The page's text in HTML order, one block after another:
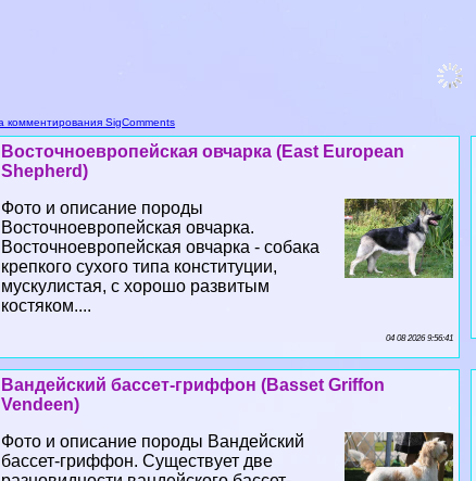
Фото и описание породы
Восточноевропейская овчарка.
Восточноевропейская овчарка - собака
крепкого сухого типа конституции,
мускулистая, с хорошо развитым
костяком....
04 08 2026 9:56:41
Вандейский бассет-гриффон (Basset Griffon
Фото и описание породы Вандейский
бассет-гриффон. Существует две
разновидности вандейского бассет-
гриффона: большой и малый....
02 08 2026 6:13:45